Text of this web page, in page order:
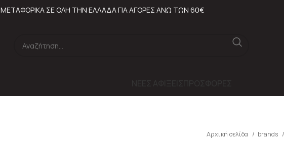
ΣΕ ΟΛΗ ΤΗΝ ΕΛΛΑΔΑ ΓΙΑ ΑΓΟΡΕΣ ΑΝΩ ΤΩΝ 60€
Αρχική σελίδα brands